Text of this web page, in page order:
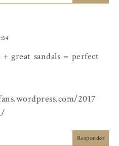
great sandals = perfect
2017
Responder